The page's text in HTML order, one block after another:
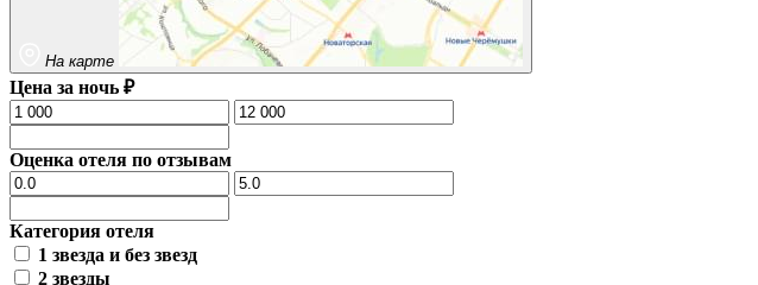
На карте
Цена за ночь ₽
Оценка отеля по отзывам
Категория отеля
1 звезда и без звезд
2 звезды